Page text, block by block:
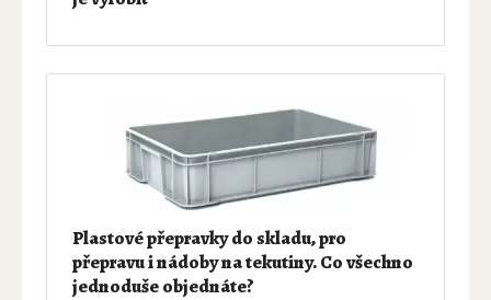
Plastové přepravky do skladu, pro
přepravu i nádoby na tekutiny. Co všechno
jednoduše objednáte?